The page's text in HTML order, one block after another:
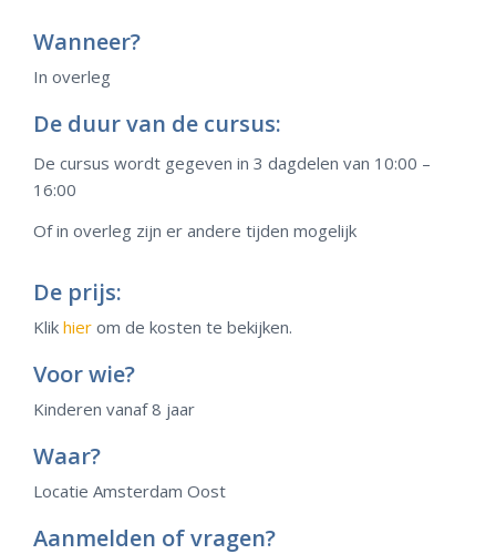
Wanneer?
In overleg
De duur van de cursus:
De cursus wordt gegeven in 3 dagdelen van 10:00 –
16:00
Of in overleg zijn er andere tijden mogelijk
De prijs:
Klik hier om de kosten te bekijken.
Voor wie?
Kinderen vanaf 8 jaar
Waar?
Locatie Amsterdam Oost
Aanmelden of vragen?